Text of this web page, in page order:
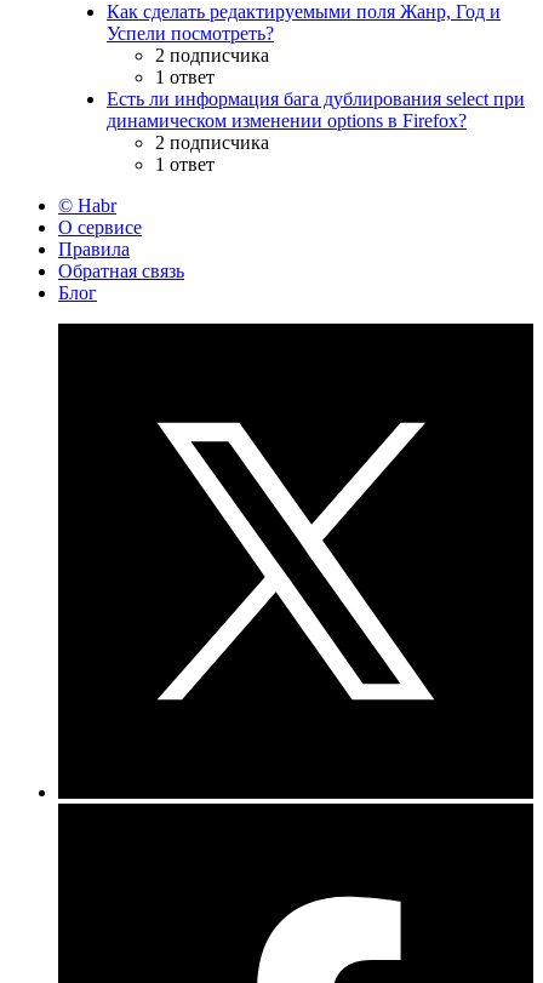
Как сделать редактируемыми поля Жанр, Год и
Успели посмотреть?
2 подписчика
1 ответ
Есть ли информация бага дублирования select при
динамическом изменении options в Firefox?
2 подписчика
1 ответ
© Habr
О сервисе
Правила
Обратная связь
Блог